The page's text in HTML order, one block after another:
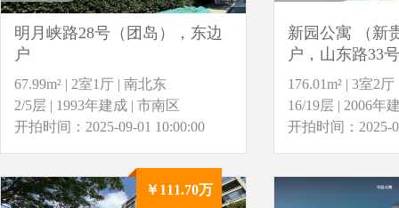
明月峡路28号（团岛），东边
户
67.99m² | 2室1厅 | 南北东
2/5层 | 1993年建成 | 市南区
开拍时间：2025-09-01 10:00:00
新园公寓 （新
户，山东路33号
176.01m² | 3室2
16/19层 | 2006年
开拍时间：2025-
￥111.70万